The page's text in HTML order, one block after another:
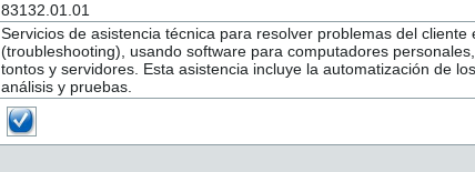
83132.01.01
Servicios de asistencia técnica para resolver problemas del cliente
(troubleshooting), usando software para computadores
tontos y servidores. Esta asistencia incluye la automatización de
análisis y pruebas.